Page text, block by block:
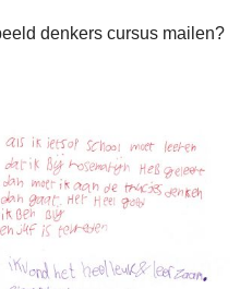
denkers cursus mailen?